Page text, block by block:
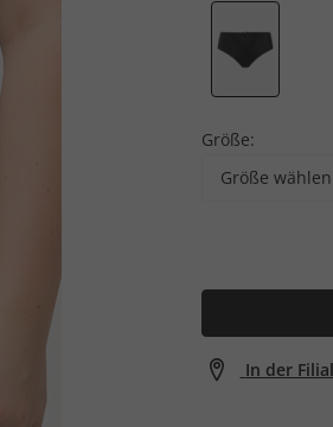
Größe:
Größe wählen
In der